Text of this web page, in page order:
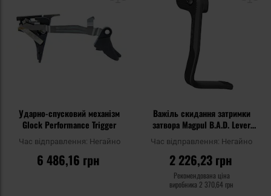
уподобань
Ударно-спусковий механізм
Glock Performance Trigger
Час відправлення: Негайно
6 486,16 грн
Важіль скидання затримки
затвора Magpul B.A.D. Lever
для гвинтівок AR15/M4 - Black
Час відправлення: Негайно
2 226,23 грн
Рекомендована ціна
виробника 2 370,64 грн